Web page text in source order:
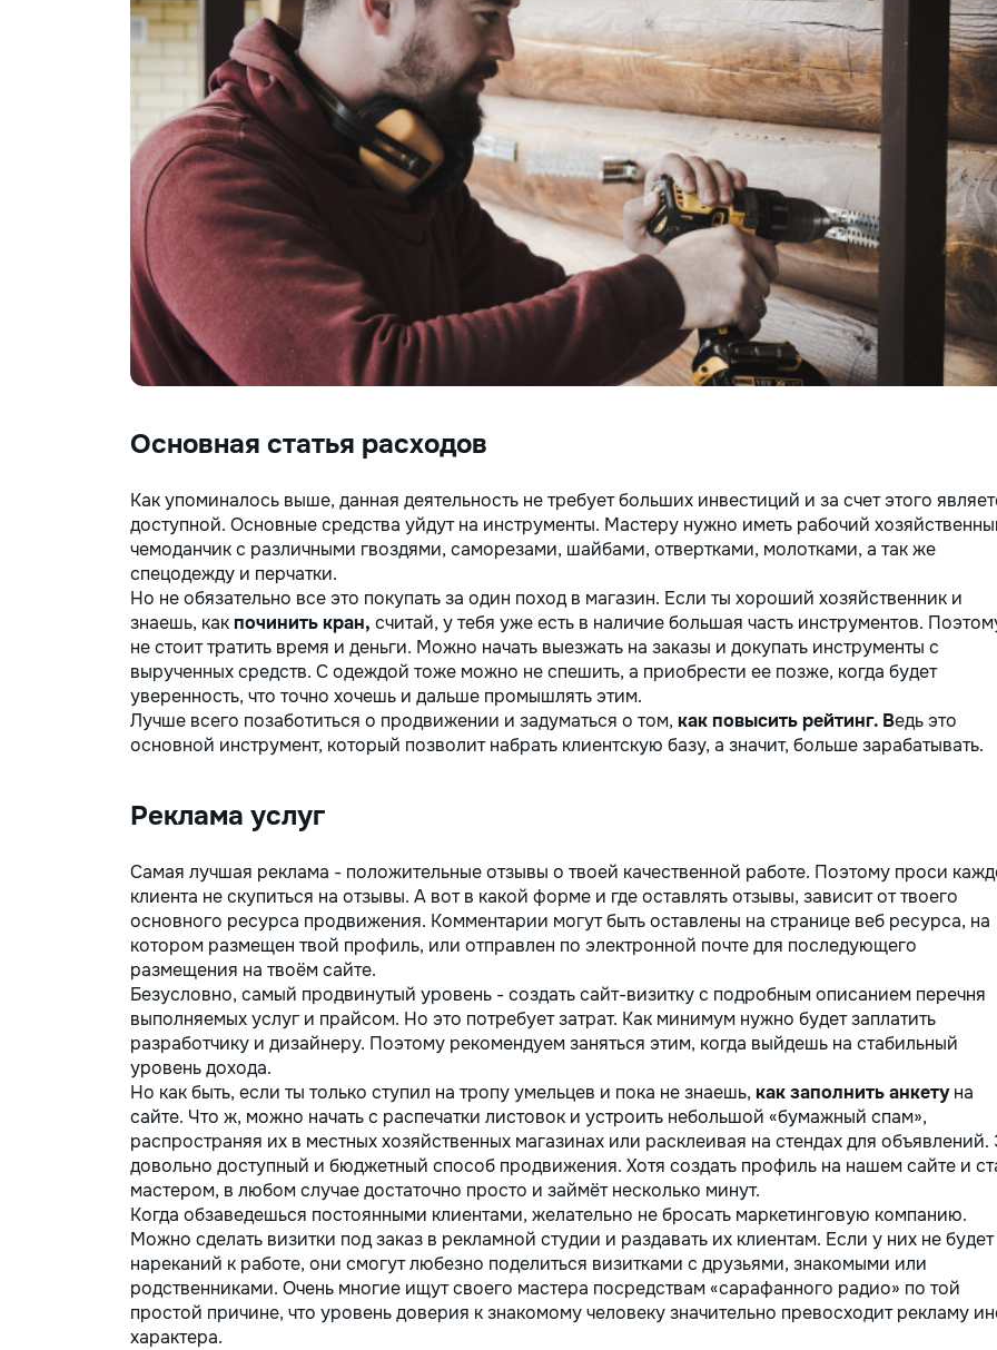
нас? • Профессионализм — опыт и
внимание к деталям, мы заботимся
о качестве работы. • Удобство —
приедем в удобное время, с
необходимыми инструментами. •
Доступные цены — честные
расценки без скрытых затрат. С
нами ваш дом в надежных руках!
Обращайтесь за помощью — мы
решим любую задачу быстро и
качественно.
Основная статья расходов
Как упоминалось выше, данная деятельность не требует больших инвестиций и за счет этого
доступной. Основные средства уйдут на инструменты. Мастеру нужно иметь рабочий
чемоданчик с различными гвоздями, саморезами, шайбами, отвертками, молотками, а так же
спецодежду и перчатки.
Но не обязательно все это покупать за один поход в магазин. Если ты хороший хозяйственник и
знаешь, какпочинить кран, считай, у тебя уже есть в наличие большая часть инструментов.
не стоит тратить время и деньги. Можно начать выезжать на заказы и докупать инструменты с
вырученных средств. С одеждой тоже можно не спешить, а приобрести ее позже, когда будет
уверенность, что точно хочешь и дальше промышлять этим.
Лучше всего позаботиться о продвижении и задуматься о том, как повысить рейтинг. Ведь это
основной инструмент, который позволит набрать клиентскую базу, а значит, больше зарабатывать.
Реклама услуг
Самая лучшая реклама - положительные отзывы о твоей качественной работе. Поэтому проси
клиента не скупиться на отзывы. А вот в какой форме и где оставлять отзывы, зависит от твоего
основного ресурса продвижения. Комментарии могут быть оставлены на странице веб ресурса, на
котором размещен твой профиль, или отправлен по электронной почте для последующего
размещения на твоём сайте.
Безусловно, самый продвинутый уровень - создать сайт-визитку с подробным описанием перечня
выполняемых услуг и прайсом. Но это потребует затрат. Как минимум нужно будет заплатить
разработчику и дизайнеру. Поэтому рекомендуем заняться этим, когда выйдешь на стабильный
уровень дохода.
Но как быть, если ты только ступил на тропу умельцев и пока не знаешь, как заполнить анкетуна
сайте. Что ж, можно начать с распечатки листовок и устроить небольшой «бумажный спам»,
распространяя их в местных хозяйственных магазинах или расклеивая на стендах для объявлений.
довольно доступный и бюджетный способ продвижения. Хотя создать профиль на нашем сайте и
мастером, в любом случае достаточно просто и займёт несколько минут.
Когда обзаведешься постоянными клиентами, желательно не бросать маркетинговую компанию.
Можно сделать визитки под заказ в рекламной студии и раздавать их клиентам. Если у них не будет
нареканий к работе, они смогут любезно поделиться визитками с друзьями, знакомыми или
родственниками. Очень многие ищут своего мастера посредствам «сарафанного радио» по той
простой причине, что уровень доверия к знакомому человеку значительно превосходит рекламу
характера.